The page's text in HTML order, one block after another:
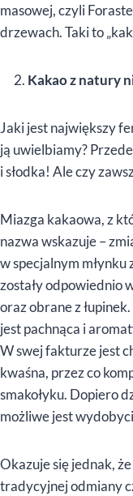
masowej, czyli
drzewach. Taki to
Kakao z natury
Jaki jest największy
ją uwielbiamy?
i słodka! Ale czy
Miazga kakaowa, z
nazwa wskazuje –
w specjalnym
zostały odpowiednio
oraz obrane z
jest pachnąca i
W swej fakturze jest
kwaśna, przez co
smakołyku. Dopiero
możliwe jest
Okazuje się jednak,
tradycyjnej odmiany